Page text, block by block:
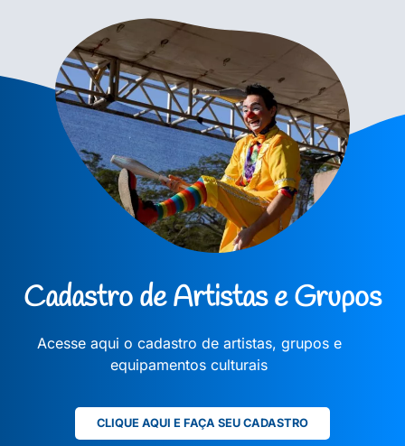
Cadastro de Artistas e Grupos
Acesse aqui o cadastro de artistas, grupos e
equipamentos culturais
CLIQUE AQUI E FAÇA SEU CADASTRO